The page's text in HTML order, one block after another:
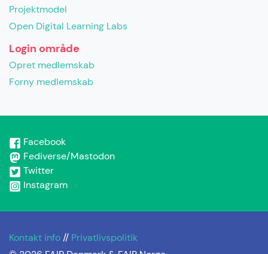
Projektmodel
Open Digital Learning Labs
Login område
Opret medlemskab
Forny medlemskab
Facebook
Fediverse/Mastodon
Twitter
Instagram
Kontakt info// Privatlivspolitik